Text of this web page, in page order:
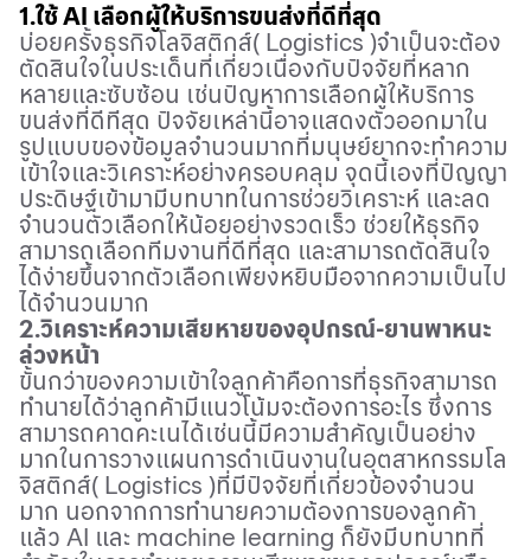
1.ใช้AI เลือกผู้ให้บริการขนส่งที่ดีที่สุด
บ่อยครั้งธุรกิจโลจิสติกส์( Logistics )จำเป็นจะต้อง
ตัดสินใจในประเด็นที่เกี่ยวเนื่องกับปัจจัยที่หลาก
หลายและซับซ้อน เช่นปัญหาการเลือกผู้ให้บริการ
ขนส่งที่ดีทีสุด ปัจจัยเหล่านี้อาจแสดงตัวออกมาใน
รูปแบบของข้อมูลจำนวนมากที่มนุษย์ยากจะทำความ
เข้าใจและวิเคราะห์อย่างครอบคลุม จุดนี้เองที่ปัญญา
ประดิษฐ์เข้ามามีบทบาทในการช่วยวิเคราะห์ และลด
จำนวนตัวเลือกให้น้อยอย่างรวดเร็ว ช่วยให้ธุรกิจ
สามารถเลือกทีมงานที่ดีที่สุด และสามารถตัดสินใจ
ได้ง่ายขึ้นจากตัวเลือกเพียงหยิบมือจากความเป็นไป
ได้จำนวนมาก
2.วิเคราะห์ความเสียหายของอุปกรณ์-ยานพาหนะ
ล่วงหน้า
ขั้นกว่าของความเข้าใจลูกค้าคือการที่ธุรกิจสามารถ
ทำนายได้ว่าลูกค้ามีแนวโน้มจะต้องการอะไร ซึ่งการ
สามารถคาดคะเนได้เช่นนี้มีความสำคัญเป็นอย่าง
มากในการวางแผนการดำเนินงานในอุตสาหกรรมโล
จิสติกส์( Logistics )ที่มีปัจจัยที่เกี่ยวข้องจำนวน
มาก นอกจากการทำนายความต้องการของลูกค้า
แล้ว AI และ machine learning ก็ยังมีบทบาทที่